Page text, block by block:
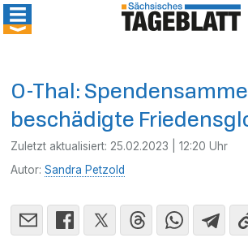
O-Thal:
beschädigte
Zuletzt aktualisiert: 25.02.2023 | 12:20 Uhr
Autor:Sandra Petzold